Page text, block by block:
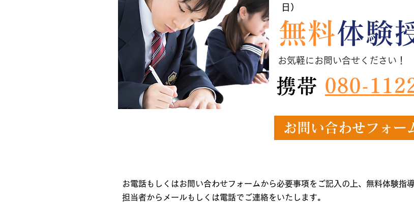
無料体験
日）
お気軽にお問い合せください！
携帯 080-
お問い合わせフォー
お電話もしくはお問い合わせフォームから必要事項をご記入の上、無料体験指
担当者からメールもしくは電話でご連絡をいたします。